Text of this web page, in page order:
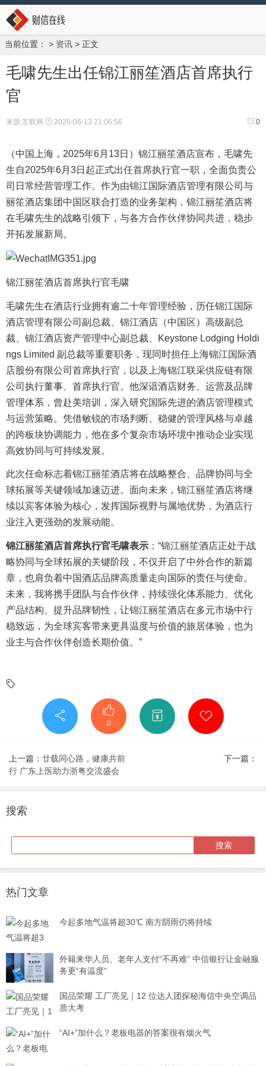
当前位置： > 资讯 > 正文
毛啸先生出任锦江丽笙酒店首席执行
官
0
来源:互联网 2025-06-13 21:06:56
（中国上海，2025年6月13日）锦江丽笙酒店宣布，毛啸先
生自2025年6月3日起正式出任首席执行官一职，全面负责公
司日常经营管理工作。作为由锦江国际酒店管理有限公司与
丽笙酒店集团中国区联合打造的业务架构，锦江丽笙酒店将
在毛啸先生的战略引领下，与各方合作伙伴协同共进，稳步
开拓发展新局。
锦江丽笙酒店首席执行官毛啸
毛啸先生在酒店行业拥有逾二十年管理经验，历任锦江国际
酒店管理有限公司副总裁、锦江酒店（中国区）高级副总
裁、锦江酒店资产管理中心副总裁、Keystone Lodging Holdi
ngs Limited 副总裁等重要职务，现同时担任上海锦江国际酒
店股份有限公司首席执行官，以及上海锦江联采供应链有限
公司执行董事、首席执行官。他深谙酒店财务、运营及品牌
管理体系，曾赴美培训，深入研究国际先进的酒店管理模式
与运营策略。凭借敏锐的市场判断、稳健的管理风格与卓越
的跨板块协调能力，他在多个复杂市场环境中推动企业实现
高效协同与可持续发展。
此次任命标志着锦江丽笙酒店将在战略整合、品牌协同与全
球拓展等关键领域加速迈进。面向未来，锦江丽笙酒店将继
续以宾客体验为核心，发挥国际视野与属地优势，为酒店行
业注入更强劲的发展动能。
锦江丽笙酒店首席执行官毛啸表示 ：“锦江丽笙酒店正处于战
略协同与全球拓展的关键阶段，不仅开启了中外合作的新篇
章，也肩负着中国酒店品牌高质量走向国际的责任与使命。
未来，我将携手团队与合作伙伴，持续强化体系能力、优化
产品结构、提升品牌韧性，让锦江丽笙酒店在多元市场中行
稳致远，为全球宾客带来更具温度与价值的旅居体验，也为
业主与合作伙伴创造长期价值。”
0
上一篇： 廿载同心路，健康共前
行 广东上医助力浙粤交流盛会
下一篇：
搜索
热门文章
今起多地气温将超30℃ 南方阴雨仍将持续
外籍来华人员、老年人支付“不再难” 中信银行让金融服
务更“有温度”
国品荣耀 工厂亮见｜12 位达人团探秘海信中央空调品
质大考
“AI+”加什么？老板电器的答案很有烟火气